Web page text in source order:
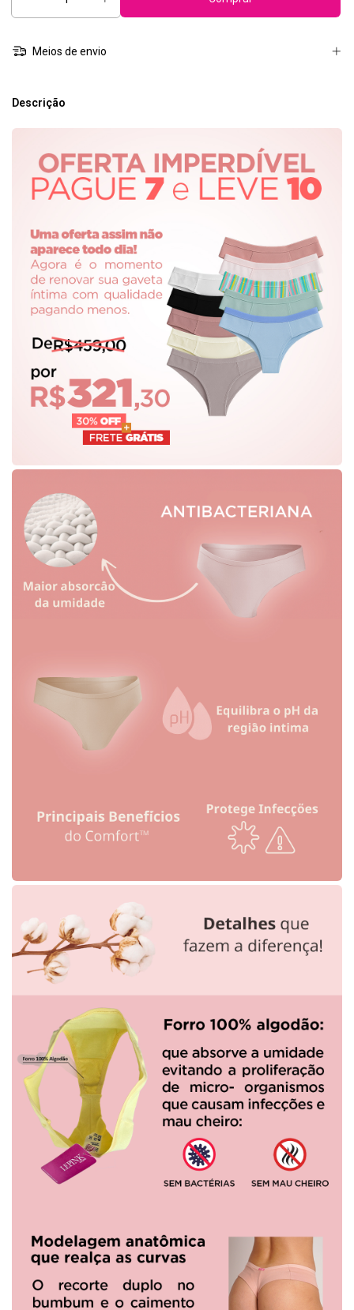
Meios de envio
Descrição